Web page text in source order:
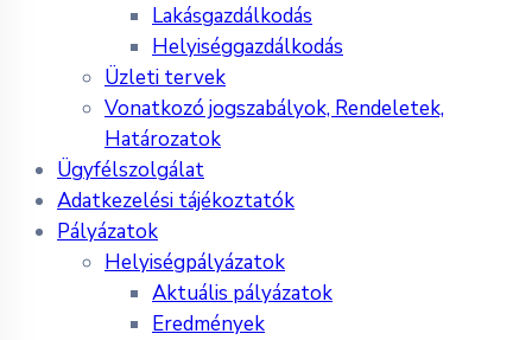
Lakásgazdálkodás
Helyiséggazdálkodás
Üzleti tervek
Vonatkozó jogszabályok, Rendeletek,
Határozatok
Ügyfélszolgálat
Adatkezelési tájékoztatók
Pályázatok
Helyiségpályázatok
Aktuális pályázatok
Eredmények